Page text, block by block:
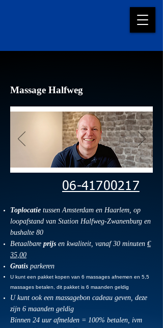
Massage Halfweg
06-41700217
Toplocatie tussen Amsterdam en Haarlem, op
loopafstand van Station Halfweg-Zwanenburg en
bushalte 80
Betaalbare prijs en kwaliteit, vanaf 30 minuten €
35,00
Gratis parkeren
U kunt een pakket kopen van 6 massages afnemen en 5,5
massages betalen, dit pakket is 6 maanden geldig
U kunt ook een massagebon cadeau geven, deze
zijn 6 maanden geldig
Binnen 24 uur afmelden = 100% betalen, ivm